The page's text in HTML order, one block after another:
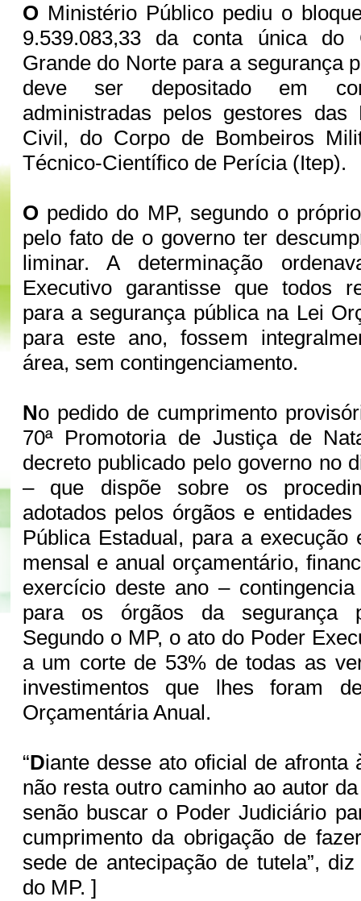
O Ministério Público pediu o
9.539.083,33 da conta única do
Grande do Norte para a segurança
deve ser depositado em
administradas pelos gestores
Civil, do Corpo de Bombeiros
Técnico-Científico de Perícia (Itep).
O pedido do MP, segundo o
pelo fato de o governo ter
liminar. A determinação
Executivo garantisse que todos
para a segurança pública na Lei
para este ano, fossem
área, sem contingenciamento.
No pedido de cumprimento
70ª Promotoria de Justiça de
decreto publicado pelo governo no
– que dispõe sobre os
adotados pelos órgãos e entidades
Pública Estadual, para a execução
mensal e anual orçamentário,
exercício deste ano –
para os órgãos da segurança
Segundo o MP, o ato do Poder
a um corte de 53% de todas as
investimentos que lhes foram
Orçamentária Anual.
“Diante desse ato oficial de afronta
não resta outro caminho ao autor
senão buscar o Poder Judiciário
cumprimento da obrigação de
sede de antecipação de tutela”,
do MP. ]